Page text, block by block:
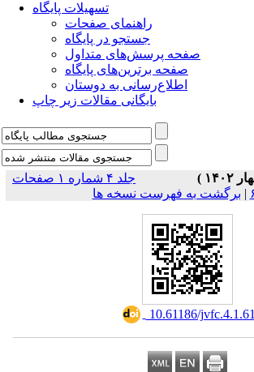
تسهیلات پایگاه
راهنمای صفحات
جستجو در پایگاه
صفحه پرسش‌های متداول
صفحه برترین‌های پایگاه
اطلاع‌رسانی به دوستان
بایگانی مقالات زیر چاپ
جلد ۴ شماره ۱ صفحات
| برگشت به فهرست نسخه ها
‎ 10.61186/jvfc.4.1.61